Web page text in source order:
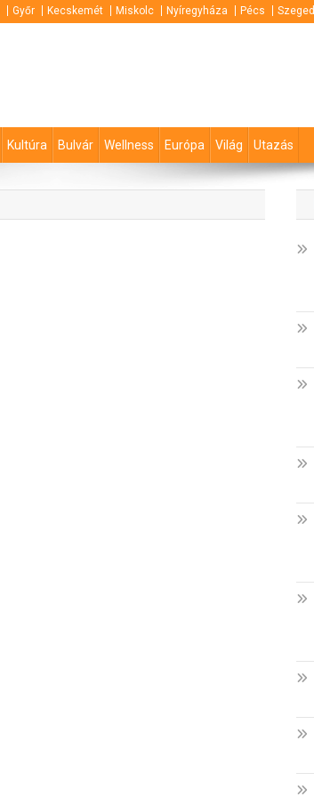
Győr Kecskemét Miskolc Nyíregyháza Pécs Szeged
Kultúra Bulvár Wellness Európa Világ Utazás